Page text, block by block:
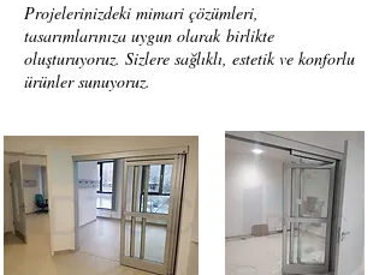
Projelerinizdeki mimari çözümleri,
tasarımlarınıza uygun olarak birlikte
oluşturuyoruz. Sizlere sağlıklı, estetik ve konforlu
ürünler sunuyoruz.